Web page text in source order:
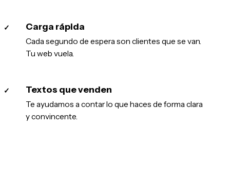
✓ Carga rápida
Cada segundo de espera son clientes que se van.
Tu web vuela.
✓ Textos que venden
Te ayudamos a contar lo que haces de forma clara
y convincente.